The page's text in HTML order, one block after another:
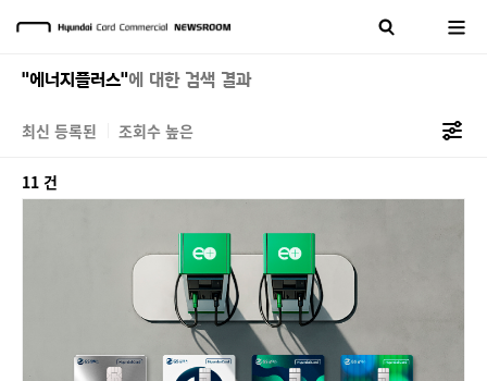
"에너지플러스"에 대한 검색 결과
최신 등록된 조회수 높은
11 건